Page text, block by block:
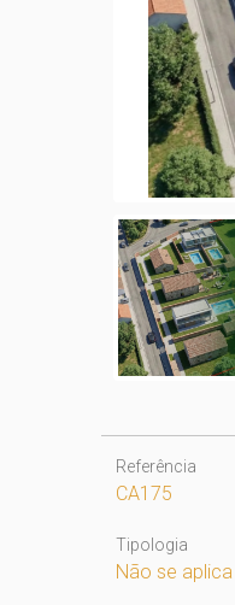
Referência
CA175
Tipologia
Não se aplica